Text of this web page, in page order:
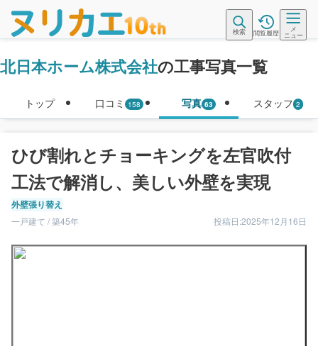
検索 閲覧履歴
メ
ニュー
北日本ホーム株式会社の工事写真一覧
トップ 口コミ 158 写真 63 スタッフ 2
ひび割れとチョーキングを左官吹付
工法で解消し、美しい外壁を実現
外壁張り替え
一戸建て / 築45年 投稿日:2025年12月16日